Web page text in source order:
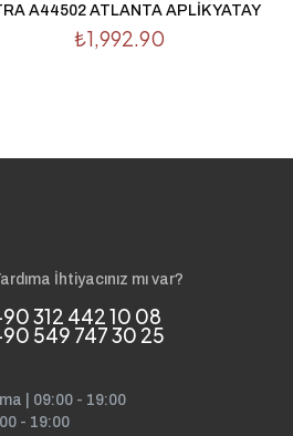
A44502 ATLANTA APLİK YATAY
₺1,992.90
İhtiyacınız mı var?
312 442 10 08
549 747 30 25
| 09:00 - 19:00
- 19:00